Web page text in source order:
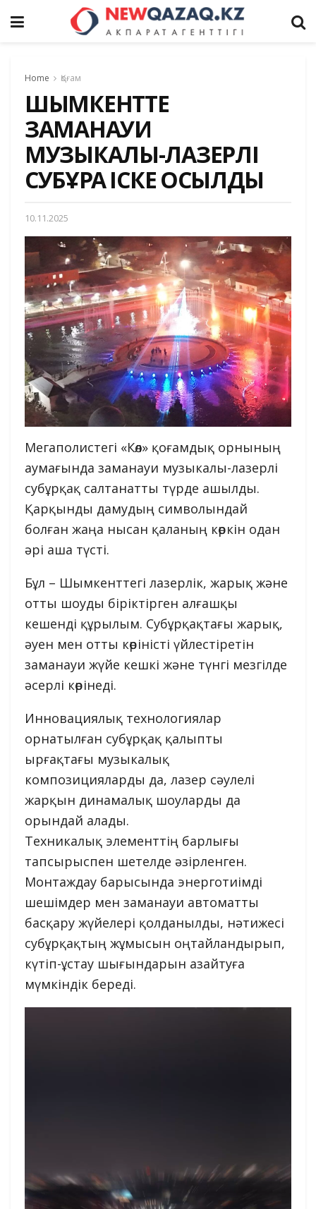
Home Қоғам
ШЫМКЕНТТЕ
ЗАМАНАУИ
МУЗЫКАЛЫ-ЛАЗЕРЛІ
СУБҰРҚАҚ ІСКЕ ҚОСЫЛДЫ
10.11.2025
Мегаполистегі «Көл» қоғамдық орнының
аумағында заманауи музыкалы-лазерлі
субұрқақ салтанатты түрде ашылды.
Қарқынды дамудың символындай
болған жаңа нысан қаланың көркін одан
әрі аша түсті.
Бұл – Шымкенттегі лазерлік, жарық және
отты шоуды біріктірген алғашқы
кешенді құрылым. Субұрқақтағы жарық,
әуен мен отты көріністі үйлестіретін
заманауи жүйе кешкі және түнгі мезгілде
әсерлі көрінеді.
Инновациялық технологиялар
орнатылған субұрқақ қалыпты
ырғақтағы музыкалық
композицияларды да, лазер сәулелі
жарқын динамалық шоуларды да
орындай алады.
Техникалық элементтің барлығы
тапсырыспен шетелде әзірленген.
Монтаждау барысында энерготиімді
шешімдер мен заманауи автоматты
басқару жүйелері қолданылды, нәтижесі
субұрқақтың жұмысын оңтайландырып,
күтіп-ұстау шығындарын азайтуға
мүмкіндік береді.